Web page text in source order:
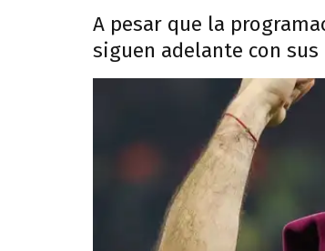
A pesar que la
siguen adelante con